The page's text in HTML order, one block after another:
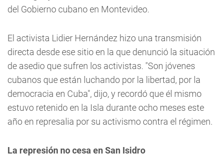
del Gobierno cubano en Montevideo.
El activista Lidier Hernández hizo una transmisión
directa desde ese sitio en la que denunció la situación
de asedio que sufren los activistas. "Son jóvenes
cubanos que están luchando por la libertad, por la
democracia en Cuba", dijo, y recordó que él mismo
estuvo retenido en la Isla durante ocho meses este
año en represalia por su activismo contra el régimen.
La represión no cesa en San Isidro